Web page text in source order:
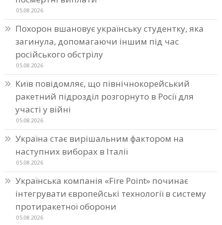
05.08.2026
Похорон вшановує українську студентку, яка
загинула, допомагаючи іншим під час
російського обстрілу
05.08.2026
Київ повідомляє, що північнокорейський
ракетний підрозділ розгорнуто в Росії для
участі у війні
05.08.2026
Україна стає вирішальним фактором на
наступних виборах в Італії
05.08.2026
Українська компанія «Fire Point» починає
інтегрувати європейські технології в систему
протиракетної оборони
05.08.2026